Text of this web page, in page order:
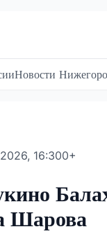
Новости
16:300+
Шарова